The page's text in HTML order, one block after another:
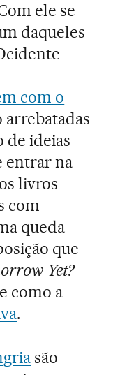
ele se
daqueles
com o
arrebatadas
de ideias
entrar na
livros
com
queda
que
Yet?
como a
.
são